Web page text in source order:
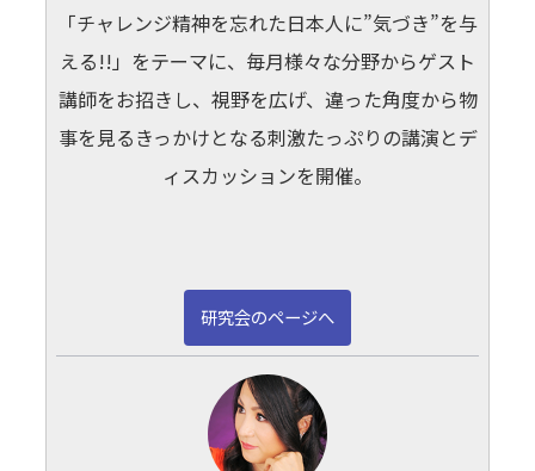
「チャレンジ精神を忘れた日本人に”気づき”を与
える!!」をテーマに、毎月様々な分野からゲスト
講師をお招きし、視野を広げ、違った角度から物
事を見るきっかけとなる刺激たっぷりの講演とデ
ィスカッションを開催。
研究会のページへ